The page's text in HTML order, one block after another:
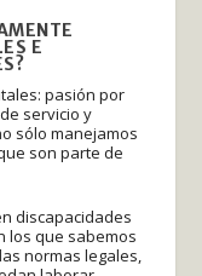
E
pasión por
servicio y
sólo manejamos
son parte de
discapacidades
los que sabemos
normas legales,